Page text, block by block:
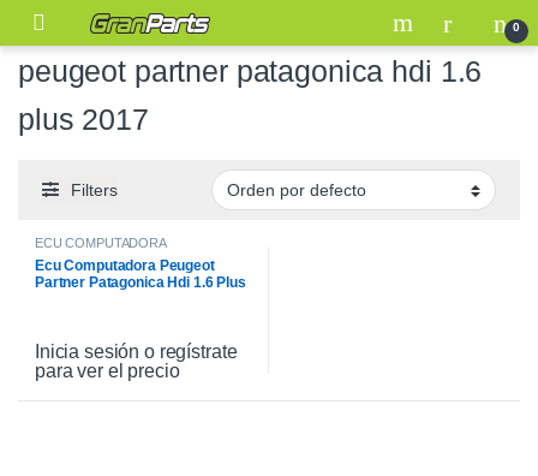
0
peugeot partner patagonica hdi 1.6
plus 2017
Filters
ECU COMPUTADORA
Ecu Computadora Peugeot
Partner Patagonica Hdi 1.6 Plus
Inicia sesión o regístrate
para ver el precio